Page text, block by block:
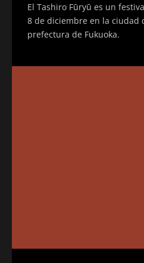
El Tashiro Fūryū es un
8 de diciembre en la ciudad
prefectura de Fukuoka.